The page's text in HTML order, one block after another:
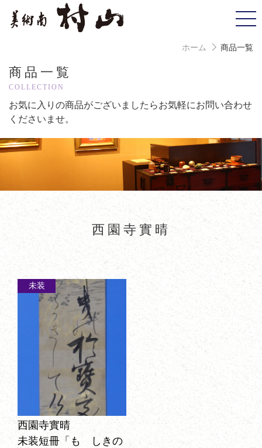
ホーム 商品一覧
商品一覧
COLLECTION
お気に入りの商品がございましたらお気軽にお問い合わせ
くださいませ。
西園寺實晴
未装
西園寺實晴
未装短冊「もゝしきの